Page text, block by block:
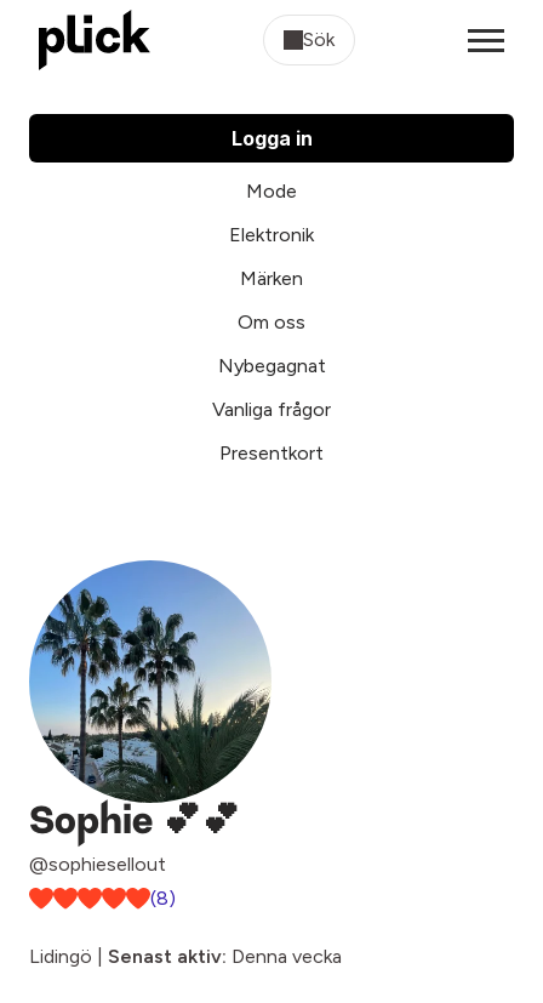
Sök
Logga in
Mode
Elektronik
Märken
Om oss
Nybegagnat
Vanliga frågor
Presentkort
Sophie 💕💕
@sophiesellout
(8)
Lidingö | Senast aktiv: Denna vecka